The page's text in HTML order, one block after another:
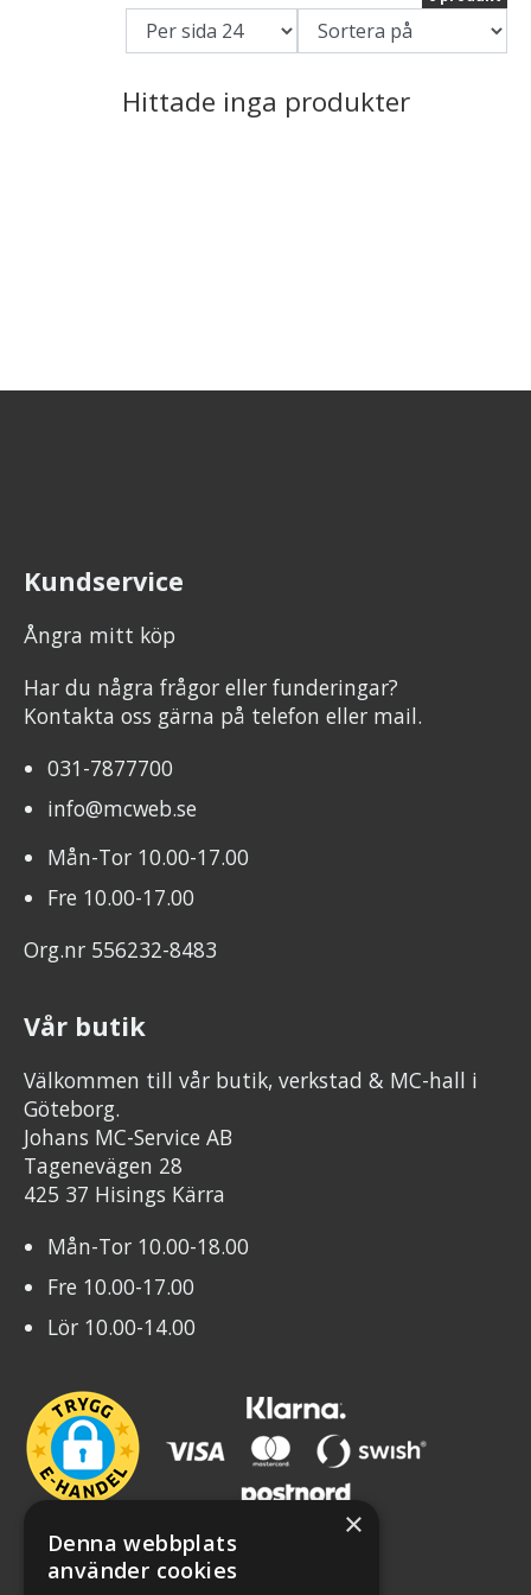
Hittade inga produkter
Kundservice
Ångra mitt köp
Har du några frågor eller funderingar?
Kontakta oss gärna på telefon eller mail.
031-7877700
info@mcweb.se
Mån-Tor 10.00-17.00
Fre 10.00-17.00
Org.nr 556232-8483
Vår butik
Välkommen till vår butik, verkstad & MC-hall i
Göteborg.
Johans MC-Service AB
Tagenevägen 28
425 37 Hisings Kärra
Mån-Tor 10.00-18.00
Fre 10.00-17.00
Lör 10.00-14.00
×
Denna webbplats
använder cookies